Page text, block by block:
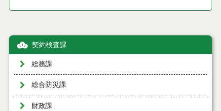
契約検査課
総務課
総合防災課
財政課